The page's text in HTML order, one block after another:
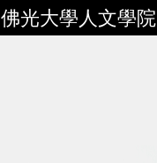
佛光大學人文學院